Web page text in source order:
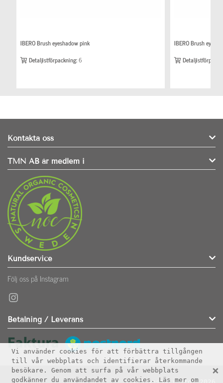
IBERO Brush eyeshadow pink
Detaljistförpackning:6
IBERO Brush
Kontakta oss
TMN AB är medlem i
Kundservice
Följ oss på Instagram
Instagram
Betalning / Leverans
Vi använder cookies för att förbättra tillgången
till vår webbplats och identifierar återkommande
besökare. Genom att surfa på vår webbplats
godkänner du användandet av cookies. Läs mer om
×